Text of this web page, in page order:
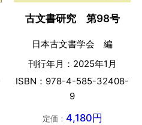
古文書研究 第98号
日本古文書学会 編
刊行年月：2025年1月
ISBN：978-4-585-32408-
9
定価： 4,180円